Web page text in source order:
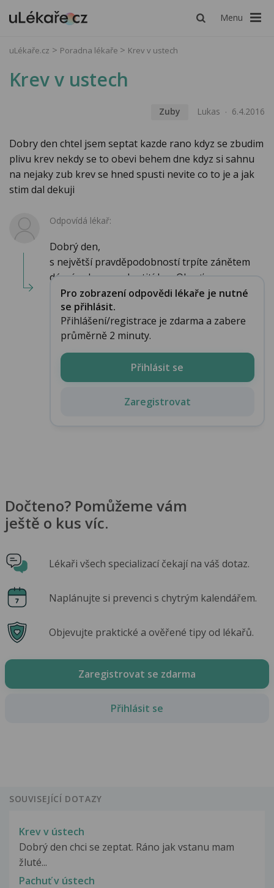
Menu
uLékaře.cz Poradna lékaře Krev v ustech
Krev v ustech
Zuby Lukas 6.4.2016
Dobry den chtel jsem septat kazde rano kdyz se zbudim
plivu krev nekdy se to obevi behem dne kdyz si sahnu
na nejaky zub krev se hned spusti nevite co to je a jak
stim dal dekuji
Odpovídá lékař:
Dobrý den,
s největší pravděpodobností trpíte zánětem
dásní nebo paradontitídou. Obrať...
Pro zobrazení odpovědi lékaře je nutné
se přihlásit.
Přihlášení/registrace je zdarma a zabere
průměrně 2 minuty.
Přihlásit se
Zaregistrovat
Dočteno? Pomůžeme vám
ještě o kus víc.
Lékaři všech specializací čekají na váš dotaz.
Naplánujte si prevenci s chytrým kalendářem.
Objevujte praktické a ověřené tipy od lékařů.
Zaregistrovat se zdarma
Přihlásit se
SOUVISEJÍCÍ DOTAZY
Krev v ústech
Dobrý den chci se zeptat. Ráno jak vstanu mam
žluté...
Pachuť v ústech